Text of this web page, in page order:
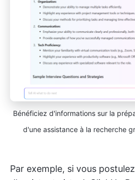
Bénéficiez d'informations sur la
d'une assistance à la recherche
Par exemple, si vous